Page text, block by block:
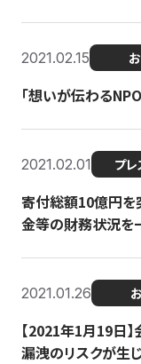
2021.02.15
「想いが伝わる
2021.02.01 プレ
寄付総額10億円を
金等の財務状況を
2021.01.26
【2021年1月19日
漏洩のリスクが生